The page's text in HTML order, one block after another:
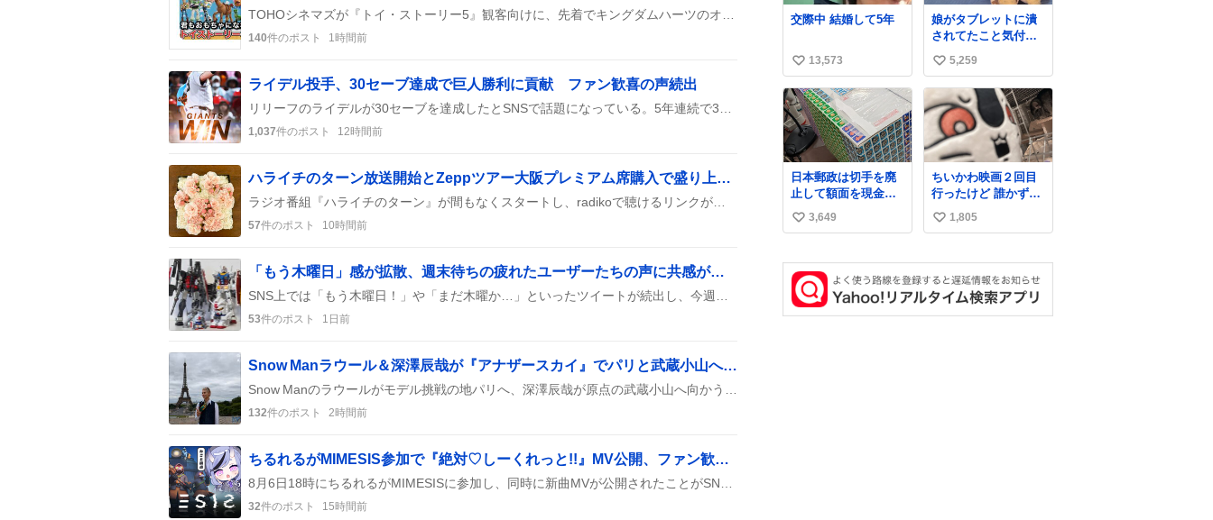
140件のポスト 1時間前
ライデル投手、30セーブ達成で巨人勝利に貢献 ファン歓喜の声続出
1,037件のポスト 12時間前
ハライチのターン放送開始とZeppツアー大阪プレミアム席購入で盛り上がり
57件のポスト 10時間前
「もう木曜日」感が拡散、週末待ちの疲れたユーザーたちの声に共感が広がる
53件のポスト 1日前
Snow Manラウール＆深澤辰哉が『アナザースカイ』でパリと武蔵小山へ 期待の1時間スペシャル
132件のポスト 2時間前
ちるれるがMIMESIS参加で『絶対♡しーくれっと!!』MV公開、ファン歓喜の声が続出
32件のポスト 15時間前
べての動物の命が護
られますように
公園にて 残念ながら
個体の識別は出来ま
せん
欲しいと。家内も一
緒に募金したので、
自分も何かできたら
なぁと思いました。
交際中 結婚して5年
い
い
ね
数
13,573
娘がタブレットに潰
されてたこと気付か
なかった。 旦那だけ
は娘の波長を感じ取
れるから声出せずと
もSOSが伝わったら
しい。 急いで旦那が
救出して、泣きじゃ
くる娘に自分も謝っ
て抱きしめようとし
たら、ビンタされて
しまった。3回ほど。
小さい手だけど、地
味に痛い。 その後、
てた。
い
い
ね
数
5,259
日本郵政は切手を廃
止して額面を現金で
払い戻せ2026 #日本
郵政
い
ね
数
3,649
ちいかわ映画２回目
行ったけど 誰かずっ
と喋っててうるさか
った 許せねえ
い
ね
数
1,805